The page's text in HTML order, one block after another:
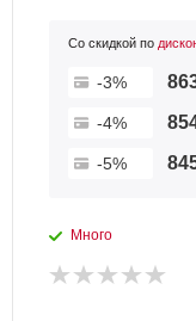
Со скидкой по
-3%
-4%
-5%
Много